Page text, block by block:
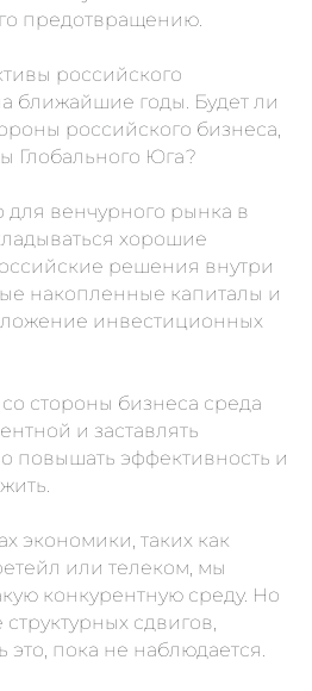
предотвращению.
российского
ближайшие годы. Будет ли
российского бизнеса,
Глобального Юга?
для венчурного рынка в
хорошие
решения внутри
накопленные капиталы и
инвестиционных
стороны бизнеса среда
и заставлять
повышать эффективность и
экономики, таких как
или телеком, мы
конкурентную среду. Но
сдвигов,
пока не наблюдается.